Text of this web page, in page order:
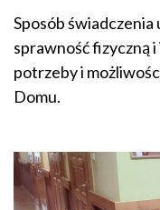
Sposób świadczenia
sprawność fizyczną
potrzeby i
Domu.